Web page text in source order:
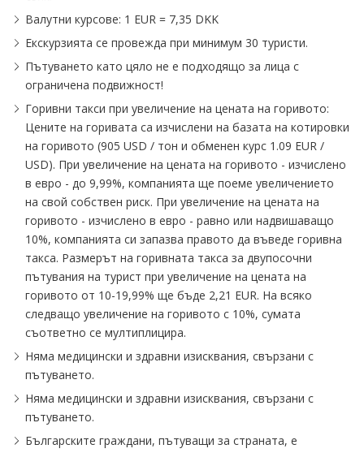
Валутни курсове: 1 EUR = 7,35 DKK
Екскурзията се провежда при минимум 30 туристи.
Пътуването като цяло не е подходящо за лица с
ограничена подвижност!
Горивни такси при увеличение на цената на горивото:
Цените на горивата са изчислени на базата на котировки
на горивото (905 USD / тон и обменен курс 1.09 EUR /
USD). При увеличение на цената на горивото - изчислено
в евро - до 9,99%, компанията ще поеме увеличението
на свой собствен риск. При увеличение на цената на
горивото - изчислено в евро - равно или надвишаващо
10%, компанията си запазва правото да въведе горивна
такса. Размерът на горивната такса за двупосочни
пътувания на турист при увеличение на цената на
горивото от 10-19,99% ще бъде 2,21 EUR. На всяко
следващо увеличение на горивото с 10%, сумата
съответно се мултиплицира.
Няма медицински и здравни изисквания, свързани с
пътуването.
Няма медицински и здравни изисквания, свързани с
пътуването.
Българските граждани, пътуващи за страната, е